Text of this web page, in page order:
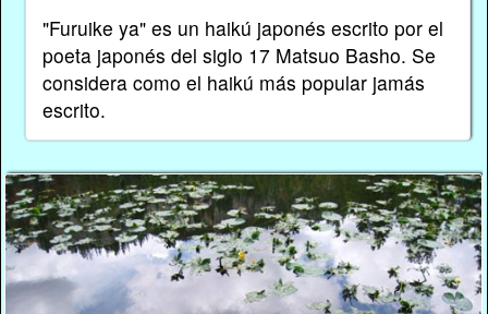
"Furuike ya" es un haikú japonés escrito por el
poeta japonés del siglo 17 Matsuo Basho. Se
considera como el haikú más popular jamás
escrito.